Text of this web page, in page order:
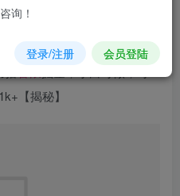
议登陆后购买，可保存购买订单
【揭秘】
询！
登录/注册 会员登陆